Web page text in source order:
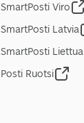
SmartPosti Viro
SmartPosti Latvia
SmartPosti Liettua
Posti Ruotsi